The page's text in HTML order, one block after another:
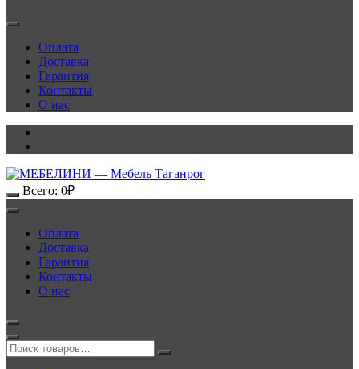
Оплата
Доставка
Гарантия
Контакты
О нас
Всего: 0₽
Оплата
Доставка
Гарантия
Контакты
О нас